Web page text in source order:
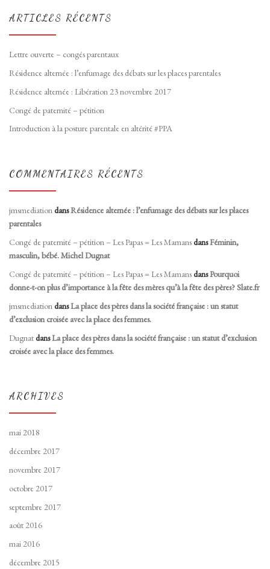
ARTICLES RÉCENTS
Lettre ouverte – congés parentaux
Résidence alternée : l’enfumage des débats sur les places parentales
Résidence alternée : Libération 23 novembre 2017
Congé de paternité – pétition
Introduction à la posture parentale en altérité #PPA
COMMENTAIRES RÉCENTS
jmsmediationdansRésidence alternée : l’enfumage des débats sur les places
parentales
Congé de paternité – pétition – Les Papas = Les MamansdansFéminin,
masculin, bébé. Michel Dugnat
Congé de paternité – pétition – Les Papas = Les MamansdansPourquoi
donne-t-on plus d’importance à la fête des mères qu’à la fête des pères? Slate.fr
jmsmediationdansLa place des pères dans la société française : un statut
d’exclusion croisée avec la place des femmes.
DugnatdansLa place des pères dans la société française : un statut d’exclusion
croisée avec la place des femmes.
ARCHIVES
mai 2018
décembre 2017
novembre 2017
octobre 2017
septembre 2017
août 2016
mai 2016
décembre 2015